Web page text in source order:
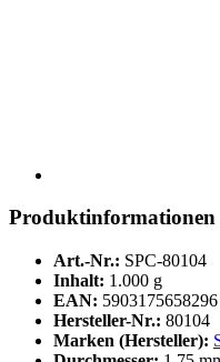
Produktinformationen
Art.-Nr.: SPC-80104
Inhalt: 1.000 g
EAN: 5903175658296
Hersteller-Nr.: 80104
Marken (Hersteller):